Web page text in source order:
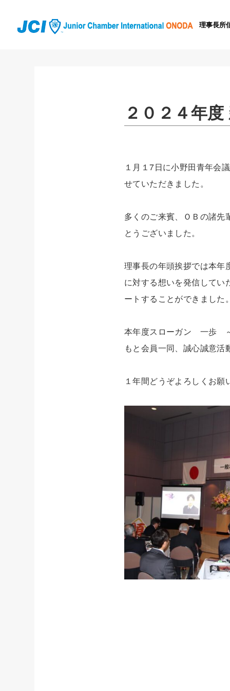
理事長所
２０２４年度
１月１7日に小野田青年会
せていただきました。
多くのご来賓、ＯＢの諸先
とうございました。
理事長の年頭挨拶では本年
に対する想いを発信してい
ートすることができました
本年度スローガン 一歩
もと会員一同、誠心誠意活
１年間どうぞよろしくお願